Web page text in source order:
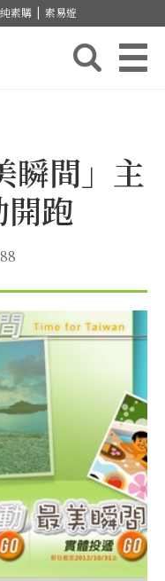
純素購 | 素易遊
瞬間」主
跑